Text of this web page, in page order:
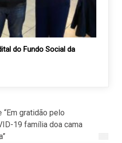
do Fundo Social da
gratidão pelo
19 família doa cama